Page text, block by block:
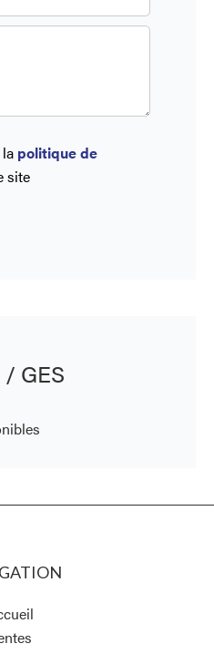
politique de
site
/ GES